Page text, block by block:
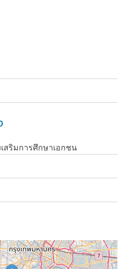
สริมการศึกษาเอกชน